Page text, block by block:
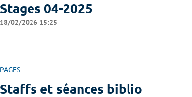
Stages 04-2025
18/02/2026 15:25
PAGES
Staffs et séances biblio